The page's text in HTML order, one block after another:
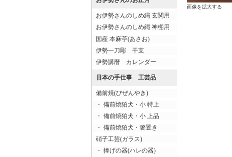
お伊勢さんのしめ縄 玄関用
お伊勢さんのしめ縄 神棚用
国産 本麻苧(あさお)
伊勢一刀彫 干支
伊勢講暦 カレンダー
日本の手仕事 工芸品
備前焼(びぜんやき)
・ 備前焼狛犬・小 特上
・ 備前焼狛犬・小 上品
・ 備前焼狛犬・箸置き
硝子工芸(ガラス)
・ 捧げの器(ハレの器)
画像を拡大する